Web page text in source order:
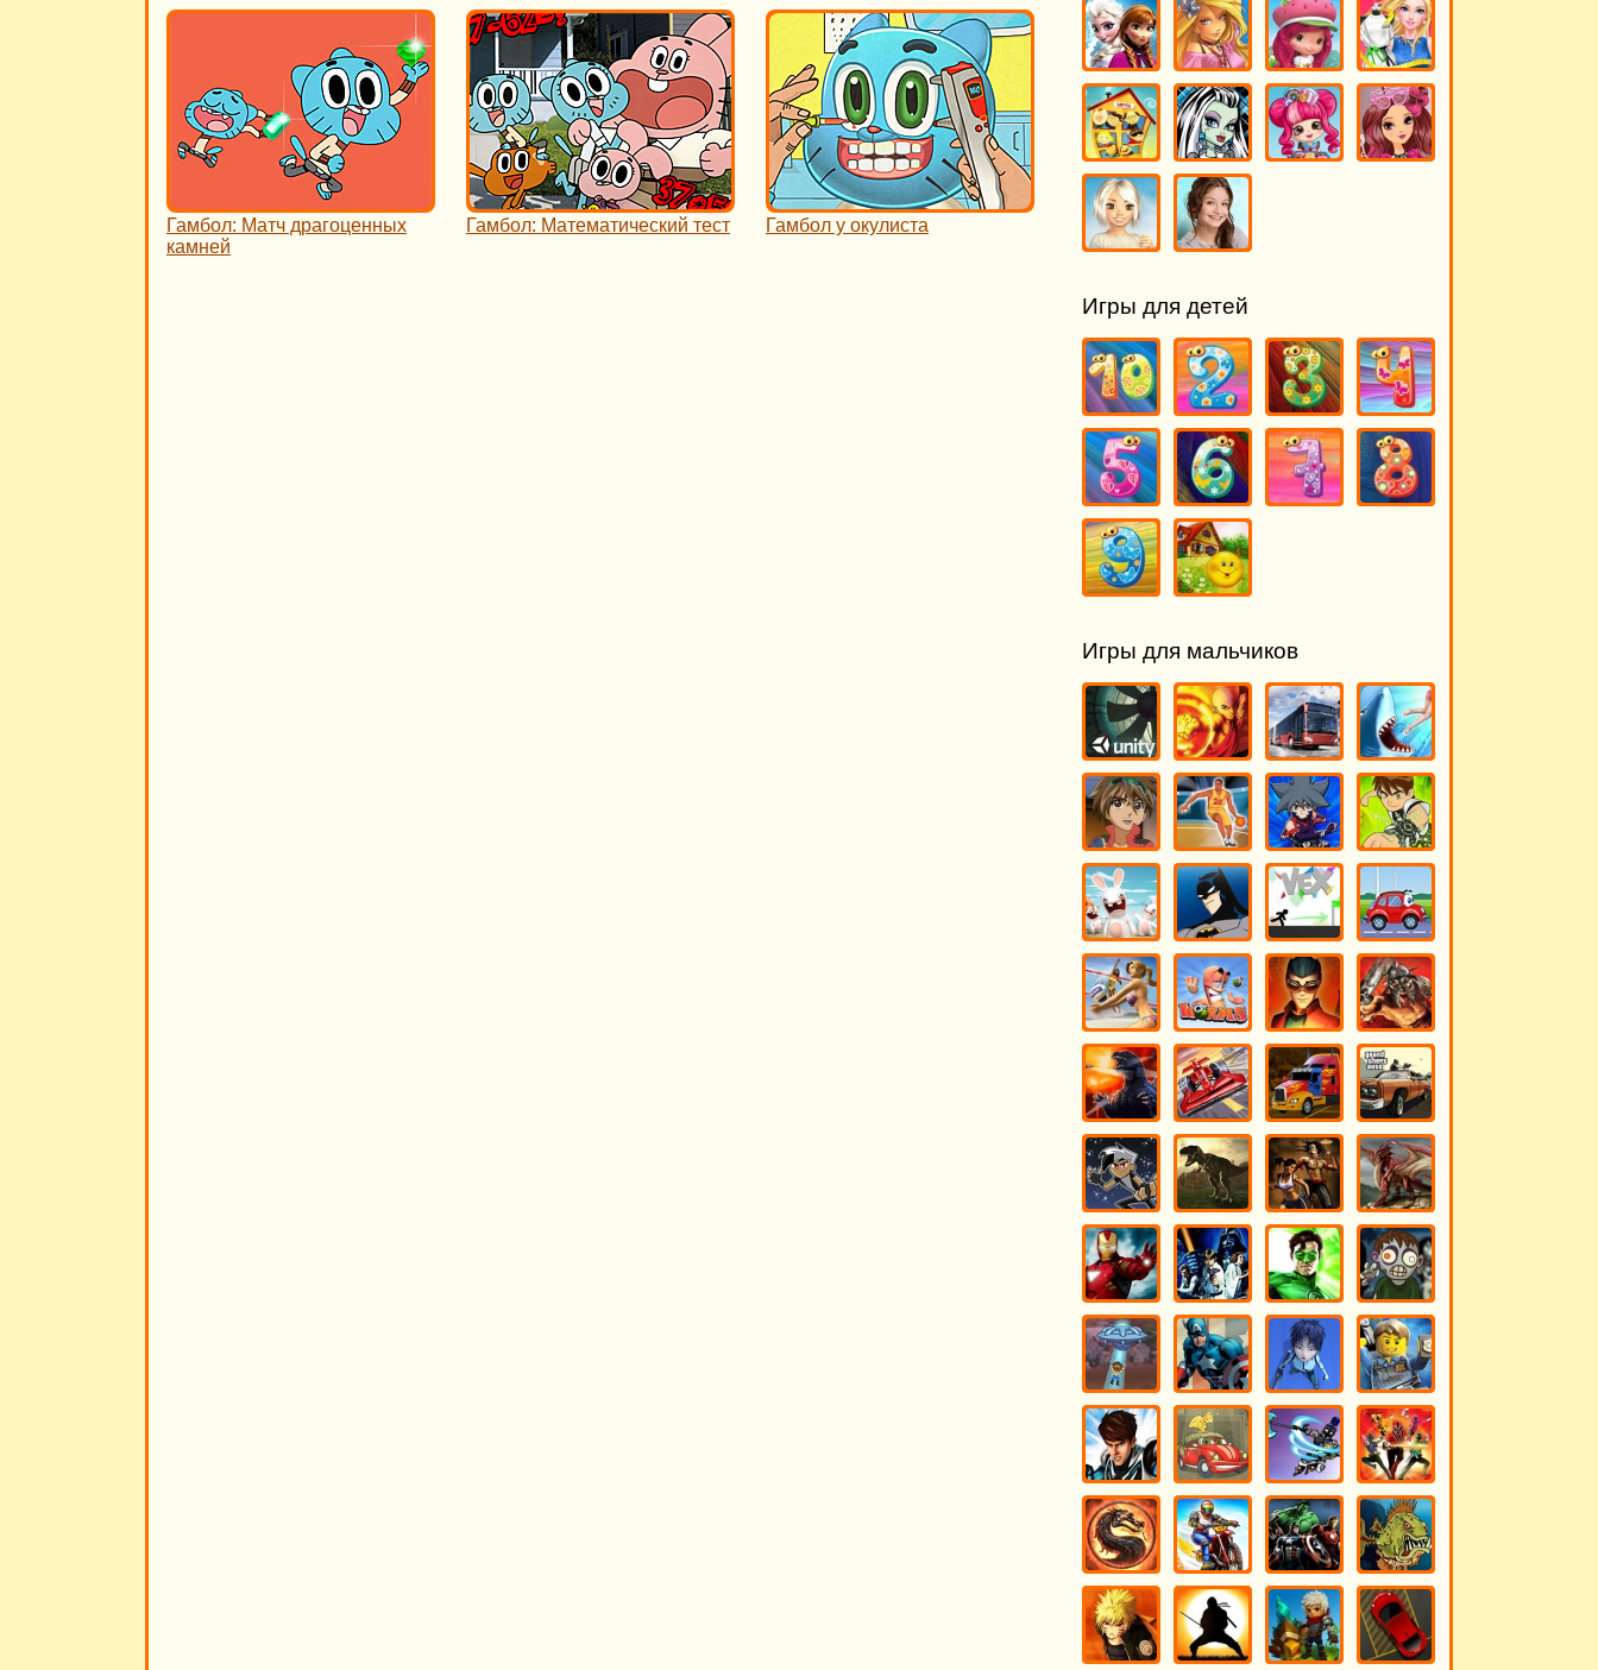
Гамбол: Матч драгоценных
камней
Гамбол: Математический тест Гамбол у окулиста
Игры для детей
Игры для мальчиков